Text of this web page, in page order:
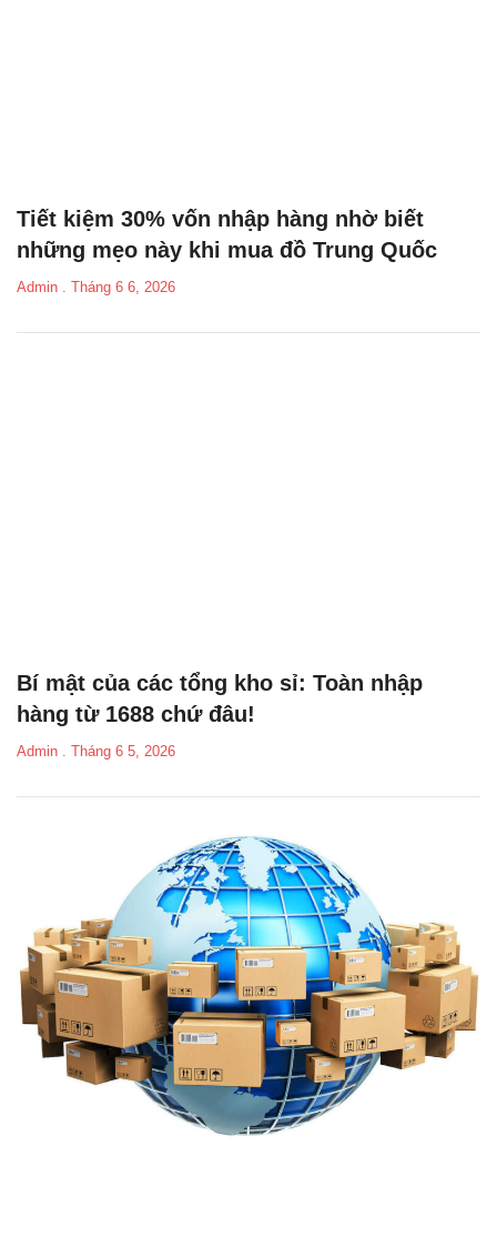
Tiết kiệm 30% vốn nhập hàng nhờ biết
những mẹo này khi mua đồ Trung Quốc
Admin Tháng 6 6, 2026
Bí mật của các tổng kho sỉ: Toàn nhập
hàng từ 1688 chứ đâu!
Admin Tháng 6 5, 2026